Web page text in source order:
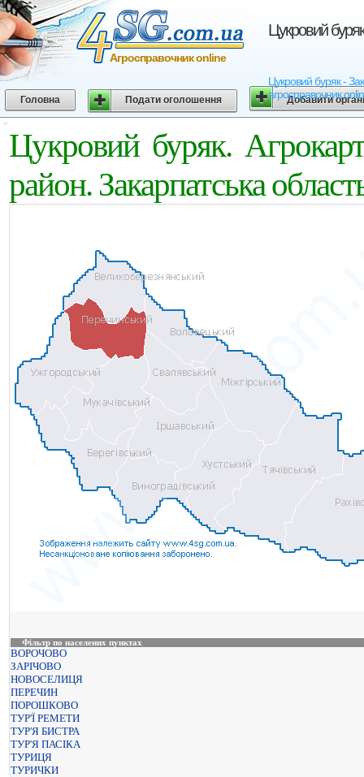
Цукровий
Цукровий буряк -
агросправочник
Агросправочник online
Головна Подати оголошення Добавити
Цукровий буряк.
район. Закарпатська
Фільтр по населених пунктах
ВОРОЧОВО
ЗАРІЧОВО
НОВОСЕЛИЦЯ
ПЕРЕЧИН
ПОРОШКОВО
ТУР'Ї РЕМЕТИ
ТУР'Я БИСТРА
ТУР'Я ПАСІКА
ТУРИЦЯ
ТУРИЧКИ